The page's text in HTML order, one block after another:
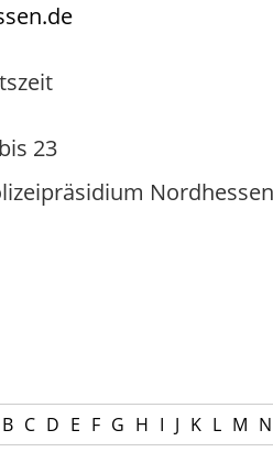
23
B C D E F G H I J K L M N